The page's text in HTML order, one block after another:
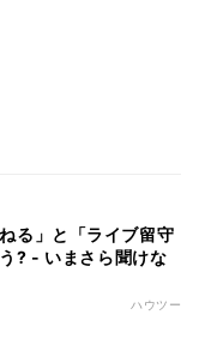
る」と「ライブ留守
? - いまさら聞けな
ハウツー